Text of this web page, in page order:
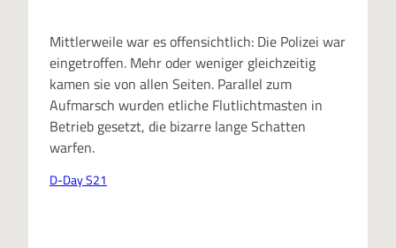
Mittlerweile war es offensichtlich: Die Polizei war
eingetroffen. Mehr oder weniger gleichzeitig
kamen sie von allen Seiten. Parallel zum
Aufmarsch wurden etliche Flutlichtmasten in
Betrieb gesetzt, die bizarre lange Schatten
warfen.
D-Day S21